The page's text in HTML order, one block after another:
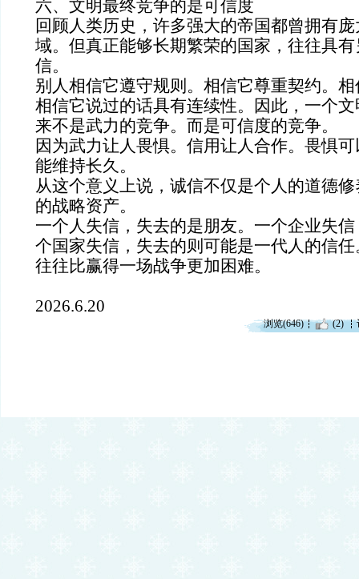
六、文明最终竞争的是可信度
回顾人类历史，许多强大的帝国都曾拥有
域。但真正能够长期繁荣的国家，往往具
信。
别人相信它遵守规则。相信它尊重契约。
相信它说过的话具有连续性。因此，一个
来不是武力的竞争。而是可信度的竞争。
因为武力让人畏惧。信用让人合作。畏惧
能维持长久。
从这个意义上说，诚信不仅是个人的道德
的战略资产。
一个人失信，失去的是朋友。一个企业失
个国家失信，失去的则可能是一代人的信
往往比赢得一场战争更加困难。
2026.6.20
浏览(646) (2)